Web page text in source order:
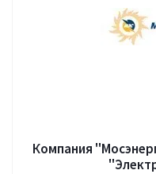
Компания